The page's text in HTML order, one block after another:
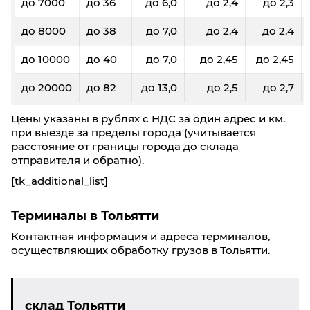
Фиксированные тарифы
До 5 кг/ До 0,03 м³: 3600₽
До 20 кг/ До 0,1 м³: 4100₽
До 40 кг/ До 0,19 м³: 4600₽
Тольятти Кемерово
60 100 200 300
31,4 30,8
8200 8160 8130
Фиксированные тарифы
до 8000 до 38 до 7,0 до 2,4 до 2,4
до 10000 до 40 до 7,0 до 2,45 до 2,45
до 20000 до 82 до 13,0 до 2,5 до 2,7
Цены указаны в рублях с НДС за один адрес и км.
при выезде за пределы города (учитывается
расстояние от границы города до склада
отправителя и обратно).
[tk_additional_list]
Терминалы в Тольятти
Контактная информация и адреса терминалов,
осуществляющих обработку грузов в Тольятти.
склад Тольятти